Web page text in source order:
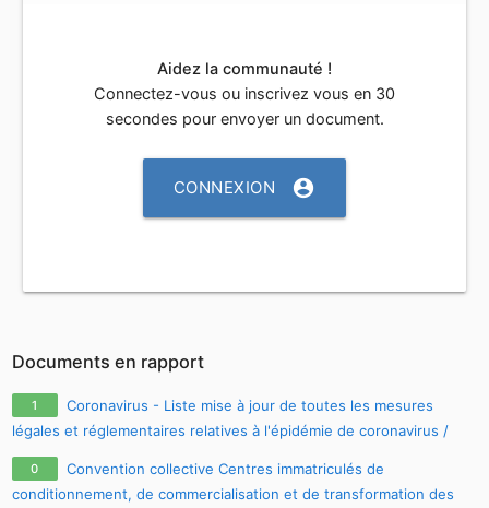
Aidez la communauté !
Connectez-vous ou inscrivez vous en 30
secondes pour envoyer un document.
CONNEXION account_circle
Documents en rapport
1
Coronavirus - Liste mise à jour de toutes les mesures
légales et réglementaires relatives à l'épidémie de coronavirus /
covid-19 / sars-cov-2
0
Convention collective Centres immatriculés de
conditionnement, de commercialisation et de transformation des